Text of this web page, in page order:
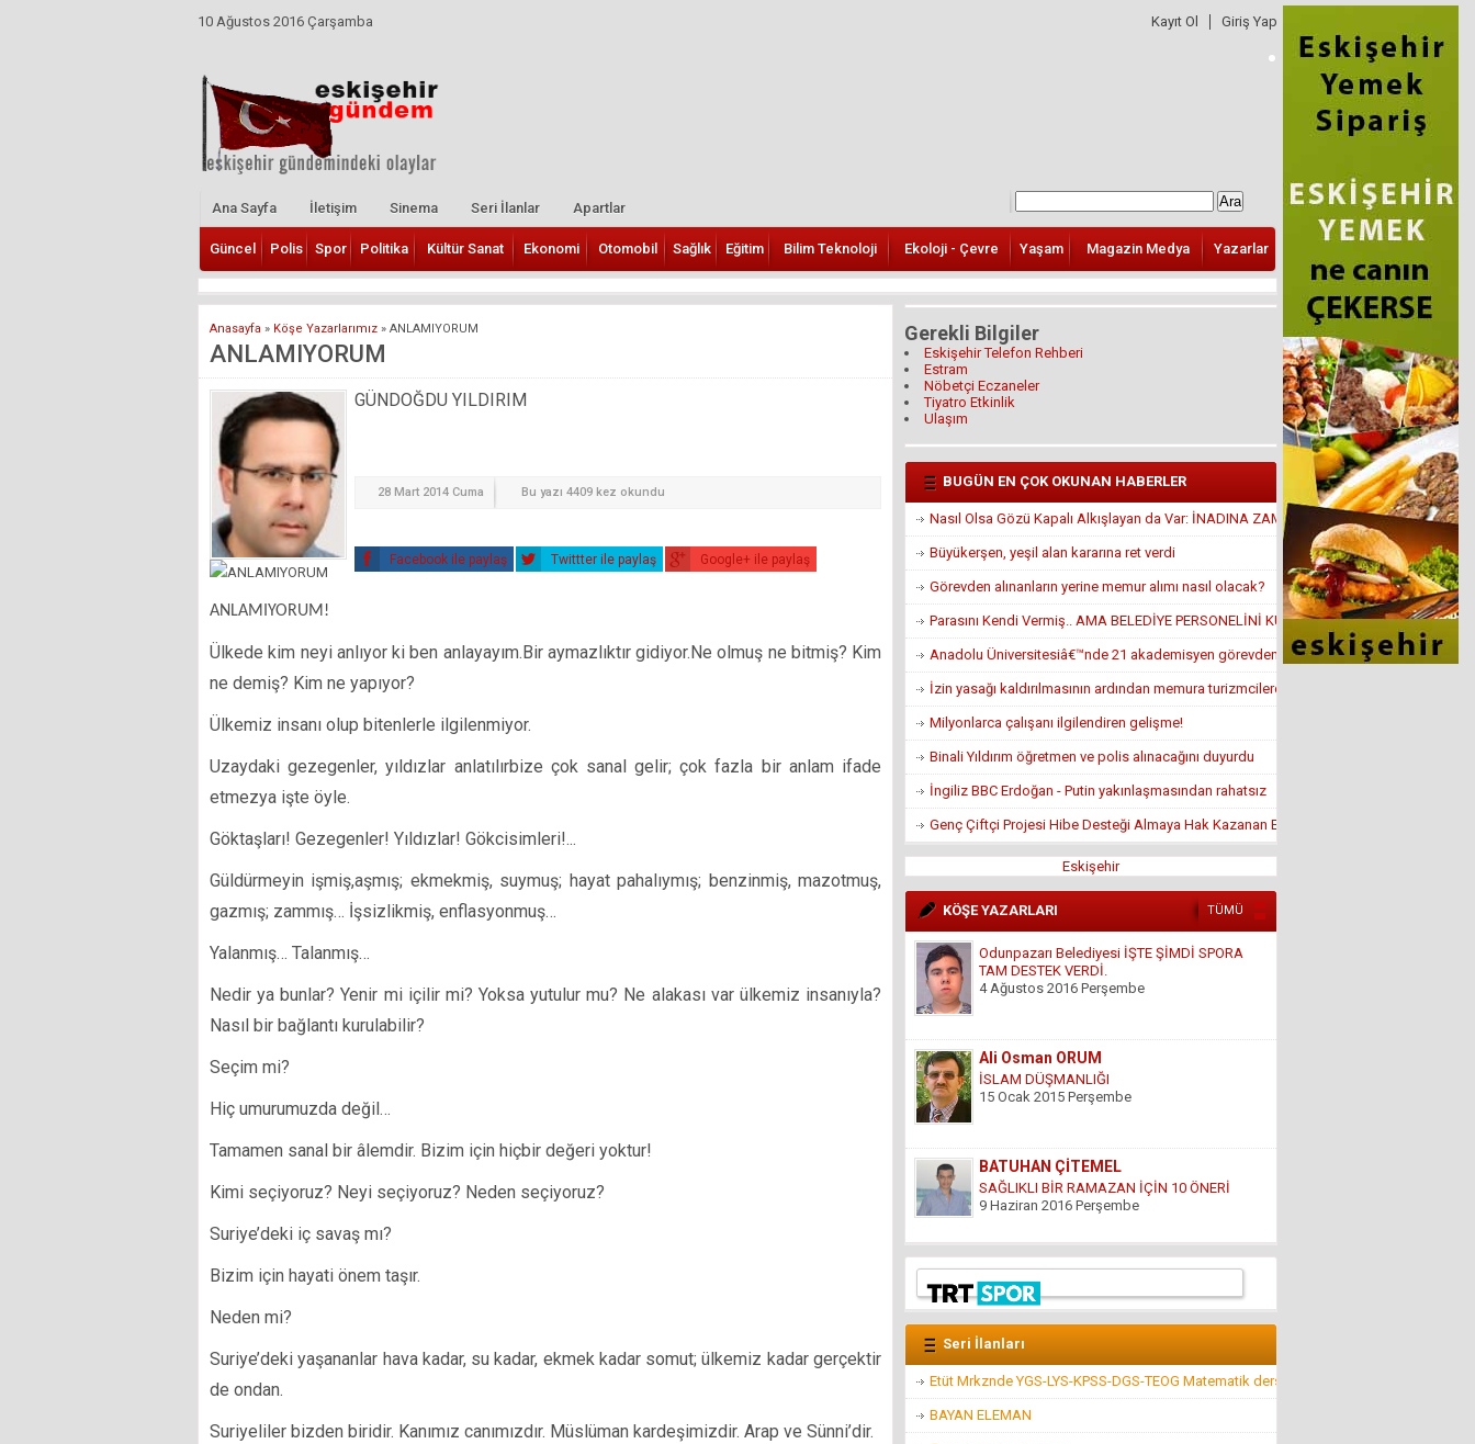
10 Ağustos 2016 Çarşamba Kayıt Ol Giriş Yap
Ana Sayfa İletişim Sinema Seri İlanlar Apartlar
Güncel Polis Spor Politika Kültür Sanat Ekonomi Otomobil Sağlık Eğitim Bilim Teknoloji Ekoloji - Çevre Yaşam Magazin Medya Yazarlar
Anasayfa » Köşe Yazarlarımız » ANLAMIYORUM
ANLAMIYORUM
GÜNDOĞDU YILDIRIM
28 Mart 2014 Cuma Bu yazı 4409 kez okundu
Facebook ile paylaş Twittter ile paylaş Google+ ile paylaş
ANLAMIYORUM!
Ülkede kim neyi anlıyor ki ben anlayayım.Bir aymazlıktır gidiyor.Ne olmuş ne bitmiş? Kim
ne demiş? Kim ne yapıyor?
Ülkemiz insanı olup bitenlerle ilgilenmiyor.
Uzaydaki gezegenler, yıldızlar anlatılırbize çok sanal gelir; çok fazla bir anlam ifade
etmezya işte öyle.
Göktaşları! Gezegenler! Yıldızlar! Gökcisimleri!...
Güldürmeyin işmiş,aşmış; ekmekmiş, suymuş; hayat pahalıymış; benzinmiş, mazotmuş,
gazmış; zammış… İşsizlikmiş, enflasyonmuş…
Yalanmış… Talanmış…
Nedir ya bunlar? Yenir mi içilir mi? Yoksa yutulur mu? Ne alakası var ülkemiz insanıyla?
Nasıl bir bağlantı kurulabilir?
Seçim mi?
Hiç umurumuzda değil…
Tamamen sanal bir âlemdir. Bizim için hiçbir değeri yoktur!
Kimi seçiyoruz? Neyi seçiyoruz? Neden seçiyoruz?
Suriye’deki iç savaş mı?
Bizim için hayati önem taşır.
Neden mi?
Suriye’deki yaşananlar hava kadar, su kadar, ekmek kadar somut; ülkemiz kadar gerçektir
de ondan.
Suriyeliler bizden biridir. Kanımız canımızdır. Müslüman kardeşimizdir. Arap ve Sünni’dir.
Gerekli Bilgiler
Eskişehir Telefon Rehberi
Estram
Nöbetçi Eczaneler
Tiyatro Etkinlik
Ulaşım
BUGÜN EN ÇOK OKUNAN HABERLER
Nasıl Olsa Gözü Kapalı Alkışlayan da Var: İNADINA ZAM YAPTI
Büyükerşen, yeşil alan kararına ret verdi
Görevden alınanların yerine memur alımı nasıl olacak?
Parasını Kendi Vermiş.. AMA BELEDİYE PERSONELİNİ KULLANMIŞ
Anadolu Üniversitesiâ€™nde 21 akademisyen görevden alındı
İzin yasağı kaldırılmasının ardından memura turizmcilerden iyi haber geldi
Milyonlarca çalışanı ilgilendiren gelişme!
Binali Yıldırım öğretmen ve polis alınacağını duyurdu
İngiliz BBC Erdoğan - Putin yakınlaşmasından rahatsız
Genç Çiftçi Projesi Hibe Desteği Almaya Hak Kazanan Ek Asil Listeleri
Eskişehir
KÖŞE YAZARLARI TÜMÜ
Ali Osman ORUM
İSLAM DÜŞMANLIĞI
15 Ocak 2015 Perşembe
BATUHAN ÇİTEMEL
SAĞLIKLI BİR RAMAZAN İÇİN 10 ÖNERİ
9 Haziran 2016 Perşembe
GÜNDOĞDU YILDIRIM
ÇARESİZLİK
9 Haziran 2016 Perşembe
Hüseyin DÜŞ
İlkyardımcılara kim yardım edecek!..
8 Nisan 2016 Cuma
Hüseyin GÜVEN
BİR ŞEY ANCAK DEĞERİNİ BİLENİN YANINDA
KIYMETLİDİR...
Seri İlanları
Etüt Mrkznde YGS-LYS-KPSS-DGS-TEOG Matematik dersi
BAYAN ELEMAN